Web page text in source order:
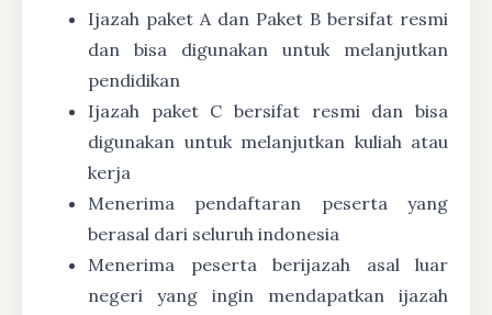
Ijazah paket A dan Paket B bersifat resmi
dan bisa digunakan untuk melanjutkan
pendidikan
Ijazah paket C bersifat resmi dan bisa
digunakan untuk melanjutkan kuliah atau
kerja
Menerima pendaftaran peserta yang
berasal dari seluruh indonesia
Menerima peserta berijazah asal luar
negeri yang ingin mendapatkan ijazah